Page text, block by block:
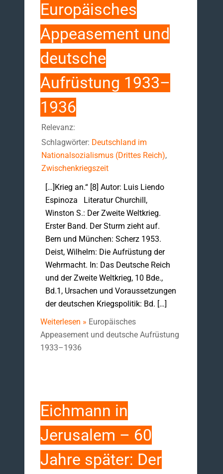
Europäisches
Appeasement und
deutsche
Aufrüstung 1933–
1936
Relevanz:
Schlagwörter: Deutschland im
Nationalsozialismus (Drittes Reich),
Zwischenkriegszeit
[…]Krieg an.“ [8] Autor: Luis Liendo
Espinoza Literatur Churchill,
Winston S.: Der Zweite Weltkrieg.
Erster Band. Der Sturm zieht auf.
Bern und München: Scherz 1953.
Deist, Wilhelm: Die Aufrüstung der
Wehrmacht. In: Das Deutsche Reich
und der Zweite Weltkrieg, 10 Bde.,
Bd.1, Ursachen und Voraussetzungen
der deutschen Kriegspolitik: Bd. […]
Weiterlesen » Europäisches
Appeasement und deutsche Aufrüstung
1933–1936
Eichmann in
Jerusalem – 60
Jahre später: Der